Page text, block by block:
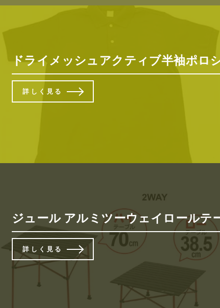
ドライメッシュアクティブ半袖ポロ
詳しく見る
ジュール アルミツーウェイロールテ
詳しく見る